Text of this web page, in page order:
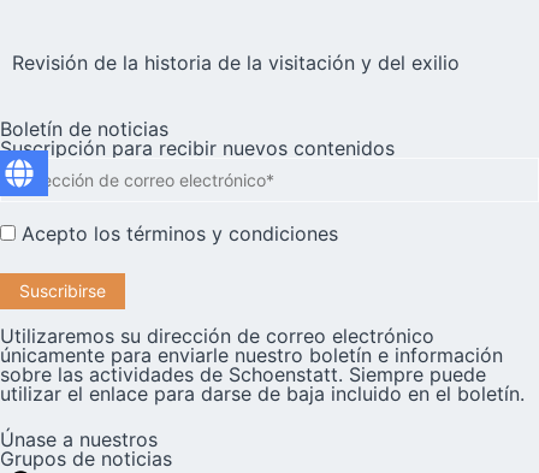
Revisión de la historia de la visitación y del exilio
Boletín de noticias
Suscripción para recibir nuevos contenidos
Acepto los términos y condiciones
Utilizaremos su dirección de correo electrónico
únicamente para enviarle nuestro boletín e información
sobre las actividades de Schoenstatt. Siempre puede
utilizar el enlace para darse de baja incluido en el boletín.
Únase a nuestros
Grupos de noticias